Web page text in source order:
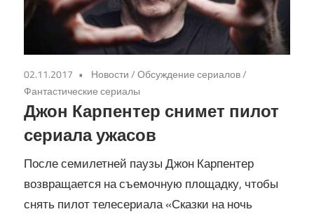
02.11.2017 Новости/Обсуждение сериалов/
Фантастические сериалы
Джон Карпентер снимет пилот
сериала ужасов
После семилетней паузы Джон Карпентер
возвращается на съемочную площадку, чтобы
снять пилот телесериала «Сказки на ночь